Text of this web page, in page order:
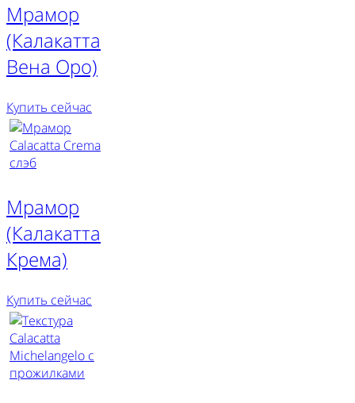
Мрамор
(Калакатта
Вена Оро)
Купить сейчас
Мрамор
(Калакатта
Крема)
Купить сейчас